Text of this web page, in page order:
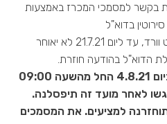
בקשר למסמכי המכרז באמצעות
בדוא"ל
michrazim@escil.co.il בפורמט וורד, עד ליום 21.7.21 לא יאוחר
המועד להגשת ההצעה הינו ביום 4.8.21 החל מהשעה 09:00
הצעות שיוגשו לאחר מועד זה תיפסלנה.
למציעים. את המסמכים